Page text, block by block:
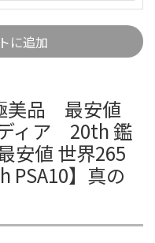
に追加
美品 最安値
ィア 20th 鑑
安値 世界265
PSA10】真の